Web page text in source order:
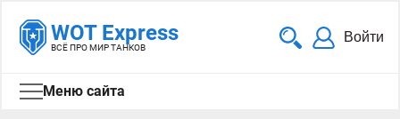
WOT Express
ВСЁ ПРО МИР ТАНКОВ
Войти
Меню сайта